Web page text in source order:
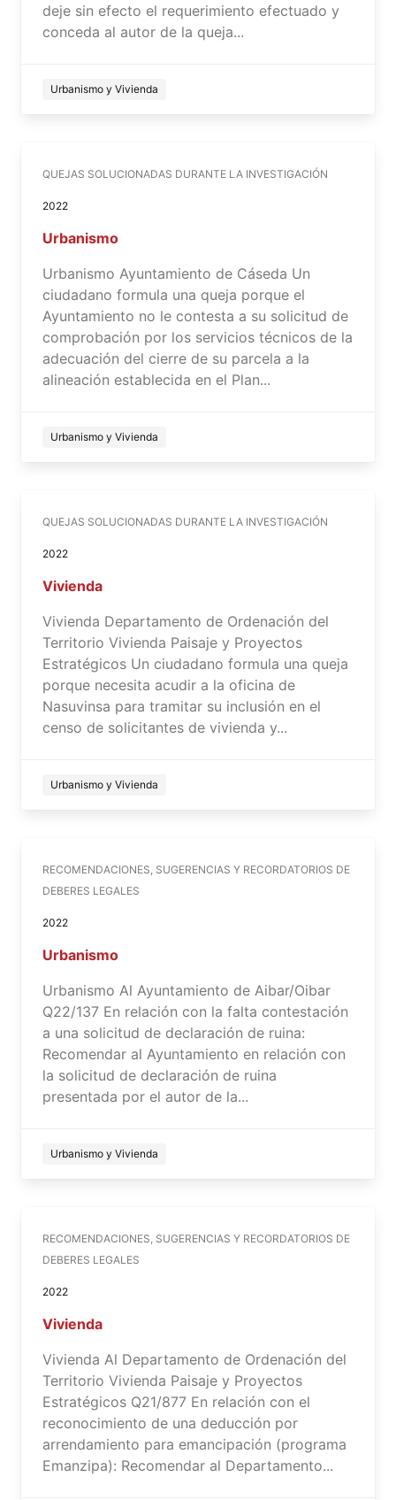
deje sin efecto el requerimiento efectuado y
conceda al autor de la queja...
Urbanismo y Vivienda
QUEJAS SOLUCIONADAS DURANTE LA INVESTIGACIÓN
2022
Urbanismo
Urbanismo Ayuntamiento de Cáseda Un
ciudadano formula una queja porque el
Ayuntamiento no le contesta a su solicitud de
comprobación por los servicios técnicos de la
adecuación del cierre de su parcela a la
alineación establecida en el Plan...
Urbanismo y Vivienda
QUEJAS SOLUCIONADAS DURANTE LA INVESTIGACIÓN
2022
Vivienda
Vivienda Departamento de Ordenación del
Territorio Vivienda Paisaje y Proyectos
Estratégicos Un ciudadano formula una queja
porque necesita acudir a la oficina de
Nasuvinsa para tramitar su inclusión en el
censo de solicitantes de vivienda y...
Urbanismo y Vivienda
RECOMENDACIONES, SUGERENCIAS Y RECORDATORIOS DE
DEBERES LEGALES
2022
Urbanismo
Urbanismo Al Ayuntamiento de Aibar/Oibar
Q22/137 En relación con la falta contestación
a una solicitud de declaración de ruina:
Recomendar al Ayuntamiento en relación con
la solicitud de declaración de ruina
presentada por el autor de la...
Urbanismo y Vivienda
RECOMENDACIONES, SUGERENCIAS Y RECORDATORIOS DE
DEBERES LEGALES
2022
Vivienda
Vivienda Al Departamento de Ordenación del
Territorio Vivienda Paisaje y Proyectos
Estratégicos Q21/877 En relación con el
reconocimiento de una deducción por
arrendamiento para emancipación (programa
Emanzipa): Recomendar al Departamento...